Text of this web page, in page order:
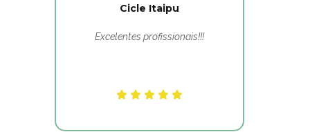
Cicle Itaipu
Excelentes profissionais!!!